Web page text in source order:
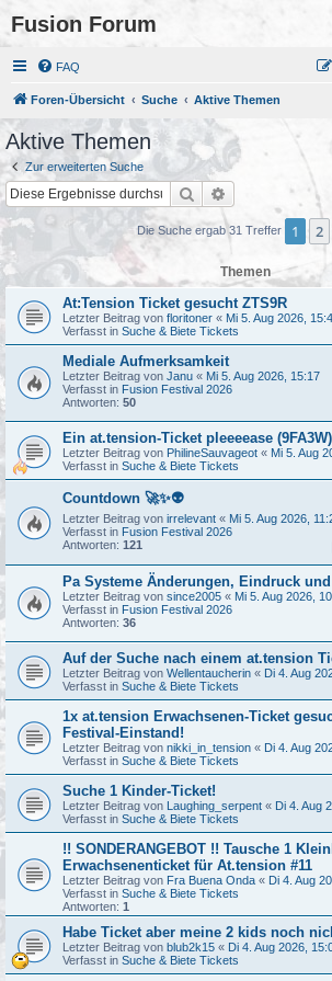
Fusion Forum
FAQ
Foren-Übersicht Suche Aktive Themen
Aktive Themen
Zur erweiterten Suche
Suche Erweiterte Suche
Die Suche ergab 31 Treffer 1 2
Themen
At:Tension Ticket gesucht ZTS9R
Letzter Beitrag von floritoner « Mi 5. Aug 2026,
Verfasst in Suche & Biete Tickets
Mediale Aufmerksamkeit
Letzter Beitrag von Janu « Mi 5. Aug 2026, 15:17
Verfasst in Fusion Festival 2026
Antworten: 50
Ein at.tension-Ticket pleeeease (9FA3W)
Letzter Beitrag von PhilineSauvageot « Mi 5. Aug
Verfasst in Suche & Biete Tickets
Countdown 🚀✨👽
Letzter Beitrag von irrelevant « Mi 5. Aug 2026,
Verfasst in Fusion Festival 2026
Antworten: 121
Pa Systeme Änderungen, Eindruck
Letzter Beitrag von since2005 « Mi 5. Aug 2026,
Verfasst in Fusion Festival 2026
Antworten: 36
Auf der Suche nach einem at.tension
Letzter Beitrag von Wellentaucherin « Di 4. Aug
Verfasst in Suche & Biete Tickets
1x at.tension Erwachsenen-Ticket
Festival-Einstand!
Letzter Beitrag von nikki_in_tension « Di 4. Aug
Verfasst in Suche & Biete Tickets
Suche 1 Kinder-Ticket!
Letzter Beitrag von Laughing_serpent « Di 4. Aug
Verfasst in Suche & Biete Tickets
!! SONDERANGEBOT !! Tausche 1
Erwachsenenticket für At.tension #11
Letzter Beitrag von Fra Buena Onda « Di 4. Aug
Verfasst in Suche & Biete Tickets
Antworten: 1
Habe Ticket aber meine 2 kids noch
Letzter Beitrag von blub2k15 « Di 4. Aug 2026,
Verfasst in Suche & Biete Tickets